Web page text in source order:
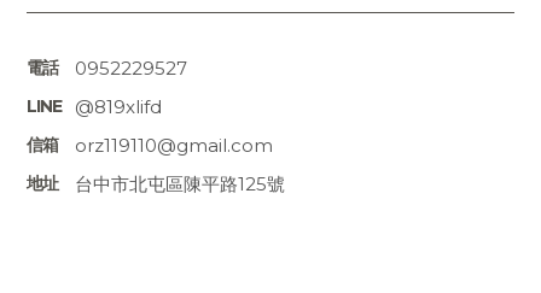
0952229527
@819xlifd
orz119110@gmail.com
台中市北屯區陳平路125號